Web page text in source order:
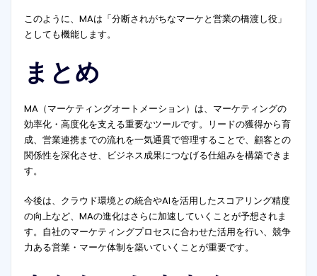
このように、MAは「分断されがちなマーケと営業の橋渡し役」
としても機能します。
まとめ
MA（マーケティングオートメーション）は、マーケティングの
効率化・高度化を支える重要なツールです。リードの獲得から育
成、営業連携までの流れを一気通貫で管理することで、顧客との
関係性を深化させ、ビジネス成果につなげる仕組みを構築できま
す。
今後は、クラウド環境との統合やAIを活用したスコアリング精度
の向上など、MAの進化はさらに加速していくことが予想されま
す。自社のマーケティングプロセスに合わせた活用を行い、競争
力ある営業・マーケ体制を築いていくことが重要です。